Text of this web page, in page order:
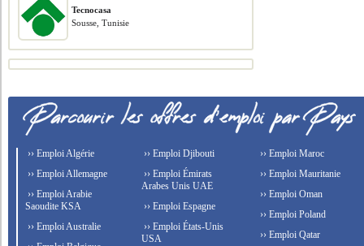
Tecnocasa
Sousse, Tunisie
›› Emploi Algérie
›› Emploi Allemagne
›› Emploi Arabie
Saoudite KSA
›› Emploi Australie
›› Emploi Djibouti
›› Emploi Émirats
Arabes Unis UAE
›› Emploi Espagne
›› Emploi États-Unis
USA
›› Emploi Maroc
›› Emploi Mauritanie
›› Emploi Oman
›› Emploi Poland
›› Emploi Qatar